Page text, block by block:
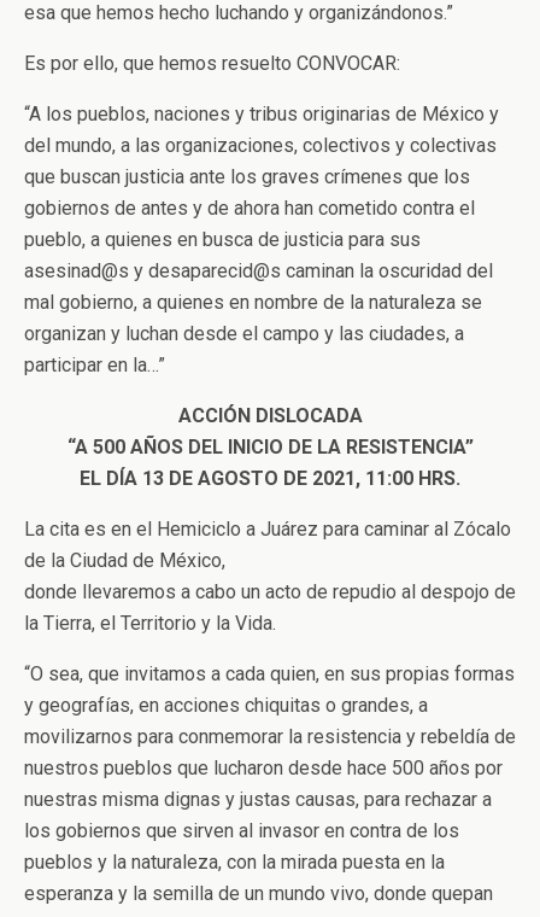
esa que hemos hecho luchando y organizándonos.”
Es por ello, que hemos resuelto CONVOCAR:
“A los pueblos, naciones y tribus originarias de México y
del mundo, a las organizaciones, colectivos y colectivas
que buscan justicia ante los graves crímenes que los
gobiernos de antes y de ahora han cometido contra el
pueblo, a quienes en busca de justicia para sus
asesinad@s y desaparecid@s caminan la oscuridad del
mal gobierno, a quienes en nombre de la naturaleza se
organizan y luchan desde el campo y las ciudades, a
participar en la…”
ACCIÓN DISLOCADA
“A 500 AÑOS DEL INICIO DE LA RESISTENCIA”
EL DÍA 13 DE AGOSTO DE 2021, 11:00 HRS.
La cita es en el Hemiciclo a Juárez para caminar al Zócalo
de la Ciudad de México,
donde llevaremos a cabo un acto de repudio al despojo de
la Tierra, el Territorio y la Vida.
“O sea, que invitamos a cada quien, en sus propias formas
y geografías, en acciones chiquitas o grandes, a
movilizarnos para conmemorar la resistencia y rebeldía de
nuestros pueblos que lucharon desde hace 500 años por
nuestras misma dignas y justas causas, para rechazar a
los gobiernos que sirven al invasor en contra de los
pueblos y la naturaleza, con la mirada puesta en la
esperanza y la semilla de un mundo vivo, donde quepan